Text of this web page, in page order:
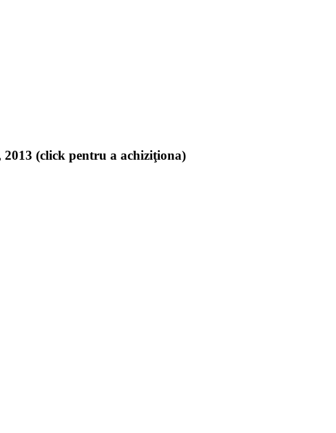
(click pentru a achiziţiona)